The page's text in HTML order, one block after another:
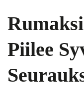
Piilee